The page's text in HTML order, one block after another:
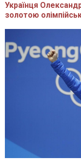
Українця
золотою